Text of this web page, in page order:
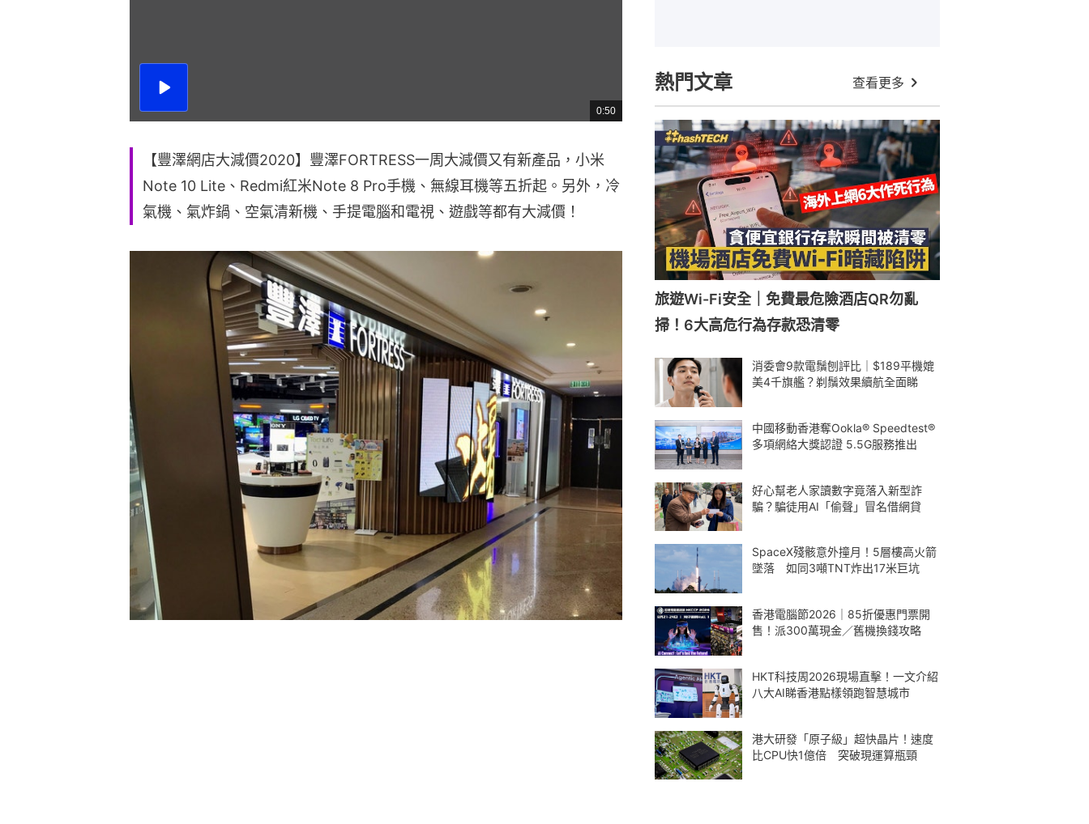
播
總
共
0:50
【豐澤網店大減價2020】豐澤FORTRESS一周大減價又有新產品，小米
Note 10 Lite、Redmi紅米Note 8 Pro手機、無線耳機等五折起。另外，冷
氣機、氣炸鍋、空氣清新機、手提電腦和電視、遊戲等都有大減價！
熱門文章 查看更多
旅遊Wi-Fi安全｜免費最危險酒店QR勿亂
掃！6大高危行為存款恐清零
消委會9款電鬚刨評比｜$189平機媲
美4千旗艦？剃鬚效果續航全面睇
中國移動香港奪Ookla® Speedtest®
多項網絡大獎認證 5.5G服務推出
好心幫老人家讀數字竟落入新型詐
騙？騙徒用AI「偷聲」冒名借網貸
SpaceX殘骸意外撞月！5層樓高火箭
墜落 如同3噸TNT炸出17米巨坑
香港電腦節2026｜85折優惠門票開
售！派300萬現金／舊機換錢攻略
HKT科技周2026現場直擊！一文介紹
八大AI睇香港點樣領跑智慧城市
港大研發「原子級」超快晶片！速度
比CPU快1億倍 突破現運算瓶頸